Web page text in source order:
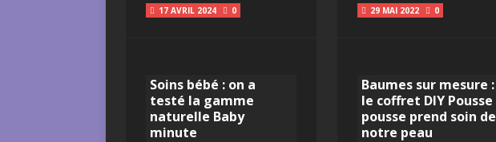
17 AVRIL 2024 0
Soins bébé : on a
testé la gamme
naturelle Baby
minute
29 MAI 2022 0
Baumes sur mesure :
le coffret DIY Pousse
pousse prend soin de
notre peau